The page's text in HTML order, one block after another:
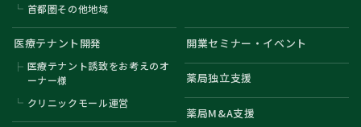
首都圏その他地域
医療テナント開発
医療テナント誘致をお考えのオ
ーナー様
クリニックモール運営
開業セミナー・イベント
薬局独立支援
薬局M&A支援